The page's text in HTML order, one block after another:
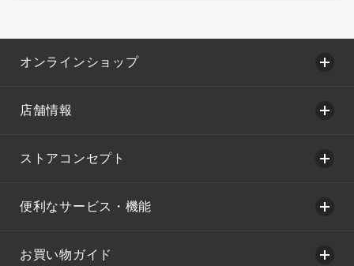
オンラインショップ
店舗情報
ストアコンセプト
便利なサービス・機能
お買い物ガイド